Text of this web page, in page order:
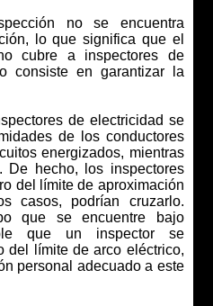
no se encuentra
lo que significa que el
cubre a inspectores de
consiste en garantizar la
de electricidad se
de los conductores
energizados, mientras
De hecho, los inspectores
del límite de aproximación
casos, podrían cruzarlo.
que se encuentre bajo
que un inspector se
del límite de arco eléctrico,
personal adecuado a este